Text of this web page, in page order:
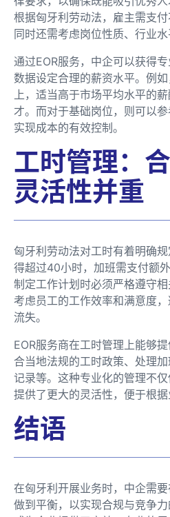
根据匈牙利劳动法，雇主需支付
同时还需考虑岗位性质、行业水
通过EOR服务，中企可以获得
数据设定合理的薪资水平。例
上，适当高于市场平均水平的
才。而对于基础岗位，则可以
实现成本的有效控制。
工时管理：
灵活性并重
匈牙利劳动法对工时有着明确
得超过40小时，加班需支付额
制定工作计划时必须严格遵守
考虑员工的工作效率和满意度
流失。
EOR服务商在工时管理上能够
合当地法规的工时政策、处理
记录等。这种专业化的管理不
提供了更大的灵活性，便于根据
结语
在匈牙利开展业务时，中企需
做到平衡，以实现合规与竞争